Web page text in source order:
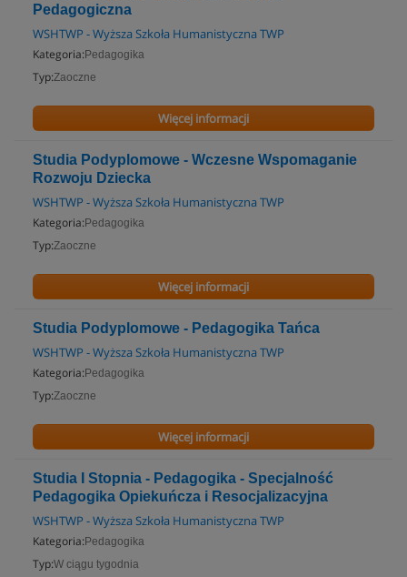
Pedagogiczna
WSHTWP - Wyższa Szkoła Humanistyczna TWP
Kategoria: Pedagogika
Typ:Zaoczne
Więcej informacji
Studia Podyplomowe - Wczesne Wspomaganie
Rozwoju Dziecka
WSHTWP - Wyższa Szkoła Humanistyczna TWP
Kategoria: Pedagogika
Typ:Zaoczne
Więcej informacji
Studia Podyplomowe - Pedagogika Tańca
WSHTWP - Wyższa Szkoła Humanistyczna TWP
Kategoria: Pedagogika
Typ:Zaoczne
Więcej informacji
Studia I Stopnia - Pedagogika - Specjalność
Pedagogika Opiekuńcza i Resocjalizacyjna
WSHTWP - Wyższa Szkoła Humanistyczna TWP
Kategoria: Pedagogika
Typ:W ciągu tygodnia